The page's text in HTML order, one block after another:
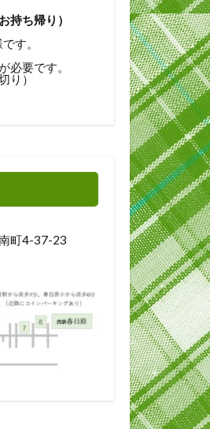
持ち帰り）
す。
必要です。
り）
町4-37-23